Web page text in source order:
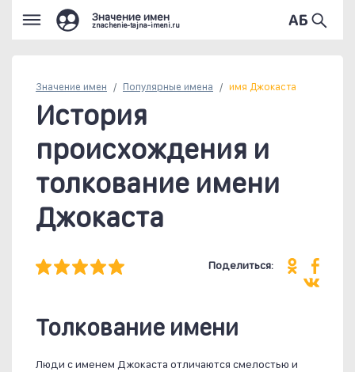
Значение имен
znachenie-tajna-imeni.ru
Значение имен Популярные имена имя Джокаста
История
происхождения и
толкование имени
Джокаста
Поделиться:
Толкование имени
Люди с именем Джокаста отличаются смелостью и